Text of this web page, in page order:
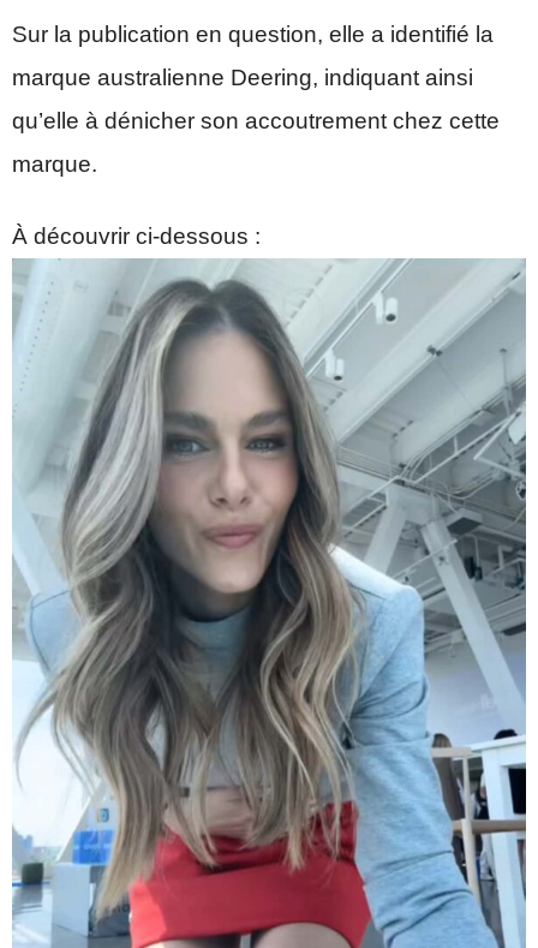
Sur la publication en question, elle a identifié la
marque australienne Deering, indiquant ainsi
qu’elle à dénicher son accoutrement chez cette
marque.
À découvrir ci-dessous :